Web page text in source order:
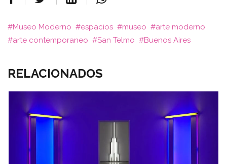
Museo Moderno espacios museo
arte moderno
arte contemporaneo
San Telmo Buenos Aires
RELACIONADOS